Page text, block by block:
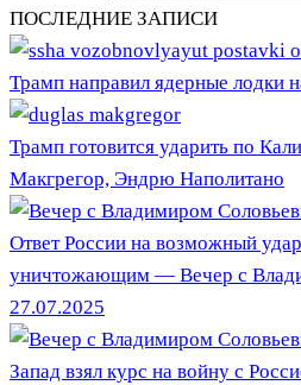
ПОСЛЕДНИЕ ЗАПИСИ
Трамп направил ядерные лодки
Трамп готовится ударить по
Макгрегор, Эндрю Наполитано
Ответ России на возможный
уничтожающим — Вечер с
27.07.2025
Запад взял курс на войну с